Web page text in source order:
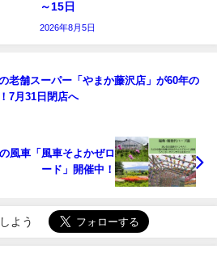
～15日
2026年8月5日
老舗スーパー「やまか藤沢店」が60年の
7月31日閉店へ
風車「風車そよかぜロ
ード」開催中！
よう